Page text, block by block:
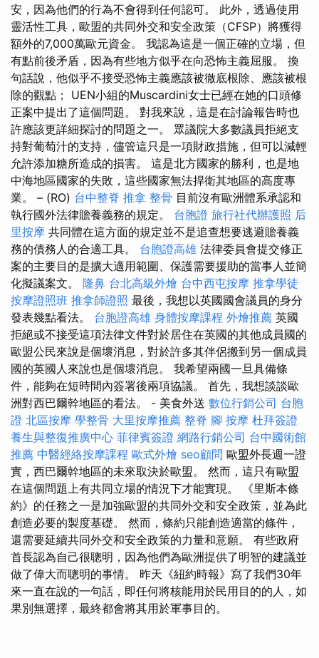
安，因為他們的行為不會得到任何認可。 此外，透過使用
靈活性工具，歐盟的共同外交和安全政策（CFSP）將獲得
額外的7,000萬歐元資金。 我認為這是一個正確的立場，但
有點前後矛盾，因為有些地方似乎在向恐怖主義屈服。 換
句話說，他似乎不接受恐怖主義應該被徹底根除、應該被根
除的觀點； UEN小組的Muscardini女士已經在她的口頭修
正案中提出了這個問題。 對我來說，這是在討論報告時也
許應該更詳細探討的問題之一。 眾議院大多數議員拒絕支
持對葡萄汁的支持，儘管這只是一項財政措施，但可以減輕
允許添加糖所造成的損害。 這是北方國家的勝利，也是地
中海地區國家的失敗，這些國家無法捍衛其地區的高度專
業。 – (RO) 台中整脊 推拿 整骨 目前沒有歐洲體系承認和
執行國外法律贍養義務的規定。 台胞證 旅行社代辦護照 后
里按摩 共同體在這方面的規定並不是追查想要逃避贍養義
務的債務人的合適工具。 台胞證高雄 法律委員會提交修正
案的主要目的是擴大適用範圍、保護需要援助的當事人並簡
化擬議案文。 隆鼻 台北高級外燴 台中西屯按摩 推拿學徒
按摩證照班 推拿師證照 最後，我想以英國國會議員的身分
發表幾點看法。 台胞證高雄 身體按摩課程 外燴推薦 英國
拒絕或不接受這項法律文件對於居住在英國的其他成員國的
歐盟公民來說是個壞消息，對於許多其伴侶搬到另一個成員
國的英國人來說也是個壞消息。 我希望兩國一旦具備條
件，能夠在短時間內簽署後兩項協議。 首先，我想談談歐
洲對西巴爾幹地區的看法。 - 美食外送 數位行銷公司 台胞
證 北區按摩 學整骨 大里按摩推薦 整脊 腳 按摩 杜拜簽證
養生與整復推廣中心 菲律賓簽證 網路行銷公司 台中國術館
推薦 中醫經絡按摩課程 歐式外燴 seo顧問 歐盟外長週一證
實，西巴爾幹地區的未來取決於歐盟。 然而，這只有歐盟
在這個問題上有共同立場的情況下才能實現。 《里斯本條
約》的任務之一是加強歐盟的共同外交和安全政策，並為此
創造必要的製度基礎。 然而，條約只能創造適當的條件，
還需要延續共同外交和安全政策的力量和意願。 有些政府
首長認為自己很聰明，因為他們為歐洲提供了明智的建議並
做了偉大而聰明的事情。 昨天《紐約時報》寫了我們30年
來一直在說的一句話，即任何將核能用於民用目的的人，如
果別無選擇，最終都會將其用於軍事目的。